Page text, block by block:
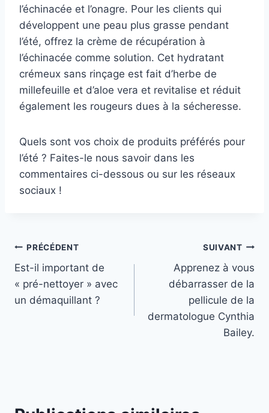
l’échinacée et l’onagre. Pour les clients qui
développent une peau plus grasse pendant
l’été, offrez la crème de récupération à
l’échinacée comme solution. Cet hydratant
crémeux sans rinçage est fait d’herbe de
millefeuille et d’aloe vera et revitalise et réduit
également les rougeurs dues à la sécheresse.
Quels sont vos choix de produits préférés pour
l’été ? Faites-le nous savoir dans les
commentaires ci-dessous ou sur les réseaux
sociaux !
Navigation
de
l’article
PRÉCÉDENT
Est-il important de
« pré-nettoyer » avec
un démaquillant ?
SUIVANT
Apprenez à vous
débarrasser de la
pellicule de la
dermatologue Cynthia
Bailey.